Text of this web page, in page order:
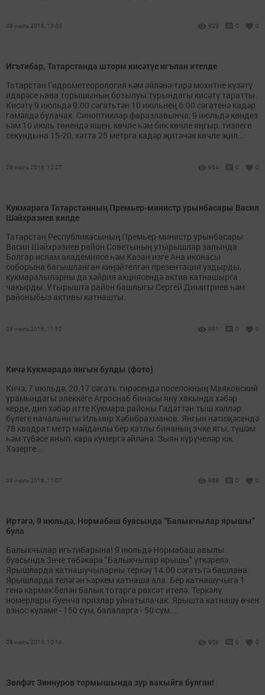
08 июль 2016, 13:00 928 0 0
Игътибар, Татарстанда шторм кисәтүе игълан ителде
Татарстан Гидрометеорология һәм әйләнә-тирә мохитне күзәтү
идарәсе һава торышының бозылуы турындагы кисәтү таратты.
Кисәтү 9 июльдә 9:00 сәгатьтән 10 июльнең 6:00 сәгатенә кадәр
гамәлдә булачак. Синоптиклар фаразлавынча, 9 июльдә көндез
һәм 10 июль төнендә яшен, көчле һәм бик көчле яңгыр, тизлеге
секундына 15-20, хәтта 25 метрга кадәр җитәчәк көчле җил...
08 июль 2016, 12:27 954 0 0
Кукмарага Татарстанның Премьер-министр урынбасары Васил
Шәйхразиев килде
Татарстан Республикасының Премьер-министр урынбасары
Васил Шәйхразиев район Советының утырышлар залында
Болгар ислам академиясе һәм Казан изге Ана иконасы
соборына багышланган киңәйтелгән презентация уздырды,
кукмаралыларны да хәйрия акциясендә актив катнашырга
чакырды. Утырышта район башлыгы Сергей Димитриев һәм
районыбыз активы катнашты.
08 июль 2016, 11:52 891 0 0
Кичә Кукмарада янгын булды (фото)
Кичә, 7 июльдә, 20.17 сәгать тирәсендә поселокның Маяковский
урамындагы элеккеге Агроснаб бинасы яну хакында хәбәр
керде, дип хәбәр итте Кукмара районы Гадәттән тыш хәлләр
бүлеге начальнигы Ильмир Хәбибрахманов. Янгын нәтиҗәсендә
78 квадрат метр мәйданлы бер катлы бинаның эчке ягы, түшәм
һәм түбәсе янып, кара күмергә әйләнә. Зыян күрүчеләр юк.
Хәзерге...
08 июль 2016, 11:07 968 0 0
Иртәгә, 9 июльдә, Нормабаш буасында “Балыкчылар ярышы”
була
Балыкчылар игьтибарына! 9 июльдә Нормабаш авылы
буасында 3нче төбәкара "Балыкчылар ярышы" үткәрелә.
Ярышларда катнашучыларны теркәү 14.00 сәгатьтә башлана.
Ярышларда теләгән һәркем катнаша ала. Бер катнашучыга 1
генә кармак белән балык тотарга рөхсәт ителә. Теркәлү
номерлары буенча призлар уйнатылачак. Ярышта катнашу өчен
взнос күләме - 150 сум, балаларга - 50 сум....
08 июль 2016, 10:14 908 0 0
Зөлфәт Зиннуров тормышында зур вакыйга булган!